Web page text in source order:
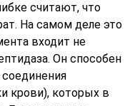
считают, что
На самом деле это
входит не
Он способен
крови), которых в